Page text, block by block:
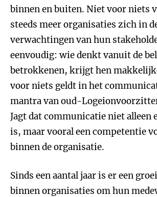
binnen en buiten. Niet voor niets
steeds meer organisaties zich in
verwachtingen van hun
eenvoudig: wie denkt vanuit de
betrokkenen, krijgt hen
voor niets geldt in het
mantra van oud-
Jagt dat communicatie niet alleen
is, maar vooral een competentie
binnen de organisatie.
Sinds een aantal jaar is er een
binnen organisaties om hun